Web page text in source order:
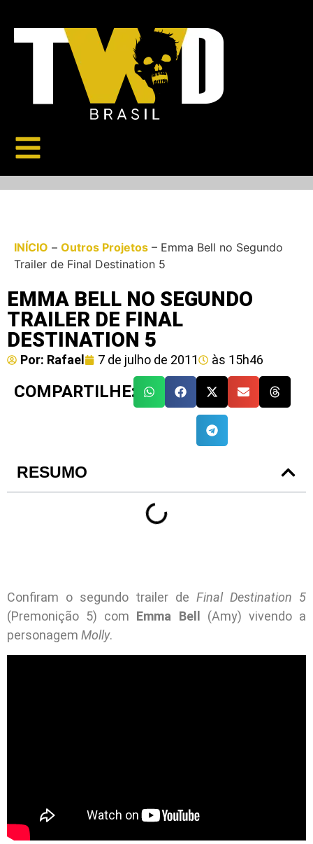
INÍCIO – Outros Projetos – Emma Bell no Segundo
Trailer de Final Destination 5
EMMA BELL NO SEGUNDO
TRAILER DE FINAL
DESTINATION 5
Por: Rafael 7 de julho de 2011 às 15h46
COMPARTILHE:
RESUMO
Confiram o segundo trailer de Final Destination 5
(Premonição 5) com Emma Bell
(Amy) vivendo a
personagem Molly.